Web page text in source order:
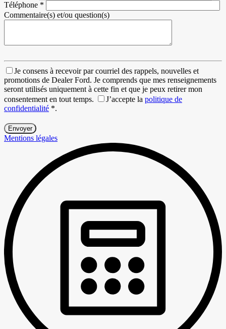
Téléphone *
Commentaire(s) et/ou question(s)
Je consens à recevoir par courriel des rappels, nouvelles et
promotions de Dealer Ford. Je comprends que mes renseignements
seront utilisés uniquement à cette fin et que je peux retirer mon
consentement en tout temps.
J’accepte la politique de
confidentialité *.
Mentions légales